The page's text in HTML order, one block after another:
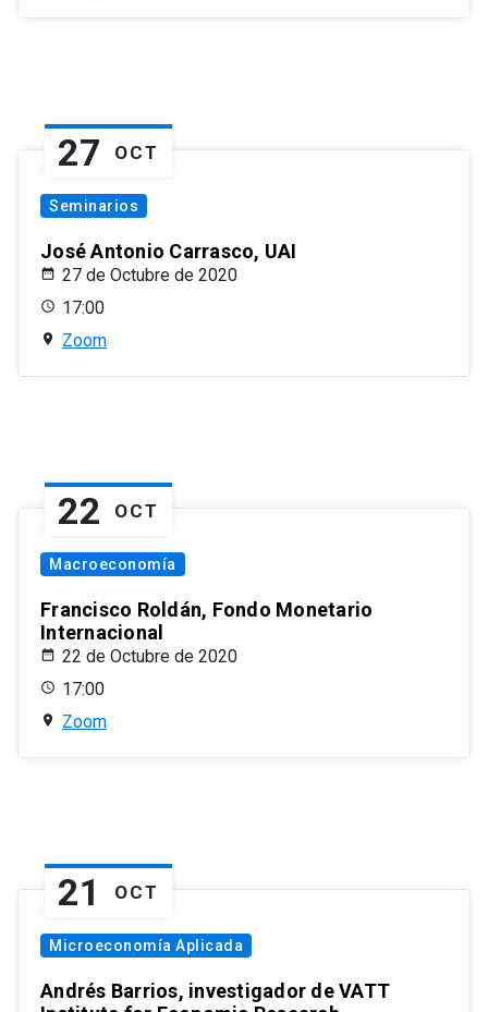
27 OCT
Seminarios
José Antonio Carrasco, UAI
27 de Octubre de 2020
17:00
Zoom
22 OCT
Macroeconomía
Francisco Roldán, Fondo Monetario
Internacional
22 de Octubre de 2020
17:00
Zoom
21 OCT
Microeconomía Aplicada
Andrés Barrios, investigador de VATT